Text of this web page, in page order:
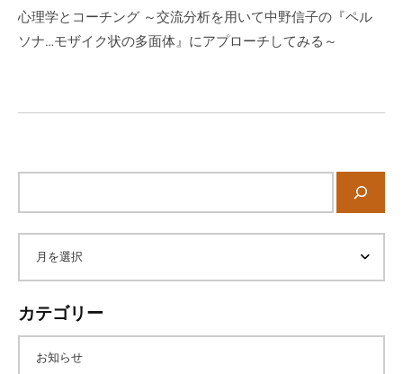
ー
シ
心理学とコーチング ～交流分析を用いて中野信子の『ペル
ソナ…モザイク状の多面体』にアプローチしてみる～
索
ー
カテゴリー
お知らせ